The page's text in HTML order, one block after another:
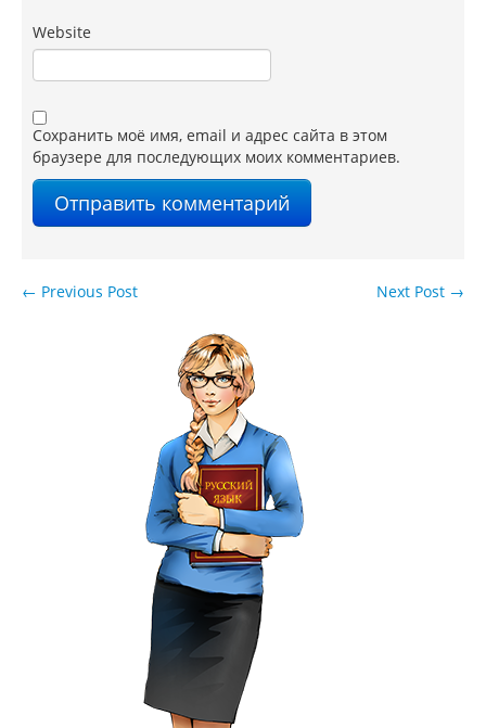
Website
Сохранить моё имя, email и адрес сайта в этом
браузере для последующих моих комментариев.
Next Post →
← Previous Post